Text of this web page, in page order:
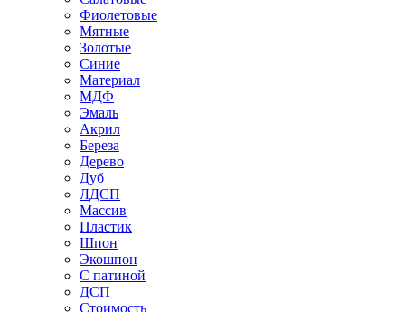
Фиолетовые
Мятные
Золотые
Синие
Материал
МДФ
Эмаль
Акрил
Береза
Дерево
Дуб
ЛДСП
Массив
Пластик
Шпон
Экошпон
С патиной
ДСП
Стоимость